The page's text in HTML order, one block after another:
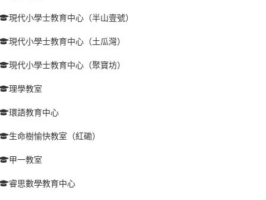
現代小學士教育中心（半山壹號）
現代小學士教育中心（土瓜灣）
現代小學士教育中心（聚寶坊）
理學教室
環語教育中心
生命樹愉快教室（紅磡）
甲一教室
睿思數學教育中心